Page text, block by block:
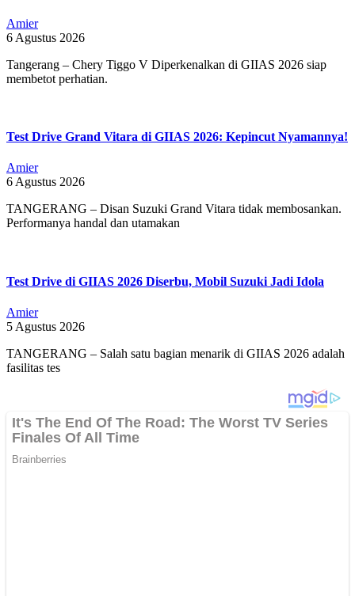
Amier
6 Agustus 2026
Tangerang – Chery Tiggo V Diperkenalkan di GIIAS 2026 siap
membetot perhatian.
Test Drive Grand Vitara di GIIAS 2026: Kepincut Nyamannya!
Amier
6 Agustus 2026
TANGERANG – Disan Suzuki Grand Vitara tidak membosankan.
Performanya handal dan utamakan
Test Drive di GIIAS 2026 Diserbu, Mobil Suzuki Jadi Idola
Amier
5 Agustus 2026
TANGERANG – Salah satu bagian menarik di GIIAS 2026 adalah
fasilitas tes